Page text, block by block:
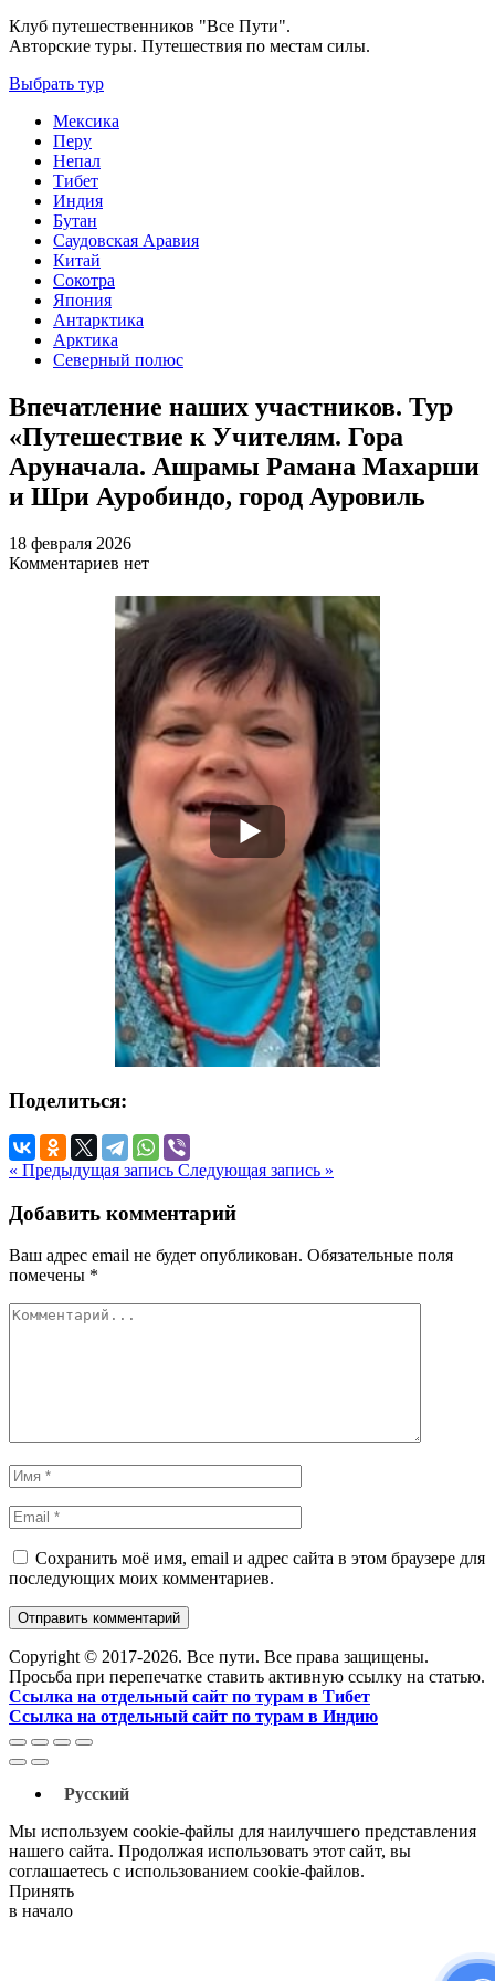
Клуб путешественников "Все Пути".
Авторские туры. Путешествия по местам силы.
Выбрать тур
Мексика
Перу
Непал
Тибет
Индия
Бутан
Саудовская Аравия
Китай
Сокотра
Япония
Антарктика
Арктика
Северный полюс
Впечатление наших участников. Тур
«Путешествие к Учителям. Гора
Аруначала. Ашрамы Рамана Махарши
и Шри Ауробиндо, город Ауровиль
18 февраля 2026
Комментариев нет
Поделиться:
« Предыдущая запись Следующая запись »
Добавить комментарий
Ваш адрес email не будет опубликован. Обязательные поля
помечены *
Сохранить моё имя, email и адрес сайта в этом браузере для
последующих моих комментариев.
Copyright © 2017-2026. Все пути. Все права защищены.
Просьба при перепечатке ставить активную ссылку на статью.
Ссылка на отдельный сайт по турам в Тибет
Ссылка на отдельный сайт по турам в Индию
Русский
Мы используем cookie-файлы для наилучшего представления
нашего сайта. Продолжая использовать этот сайт, вы
соглашаетесь с использованием cookie-файлов.
Принять
в начало